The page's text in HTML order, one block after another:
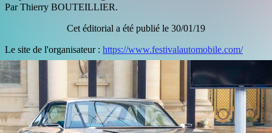
Par Thierry BOUTEILLIER.
Cet éditorial a été publié le 30/01/19
Le site de l'organisateur : https://www.festivalautomobile.com/